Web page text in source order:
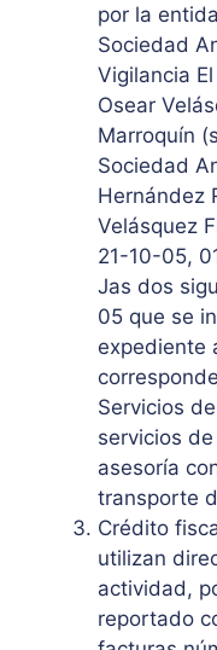
por la
Sociedad
Vigilancia
Osear
Marroquín
Sociedad
Hernández
Velásquez
21-10-05,
Jas dos
05 que se
expediente
Servicios
servicios
asesoría
transporte
Crédito
utilizan
actividad,
reportado